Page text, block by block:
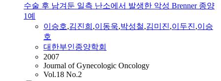
수술 후 남겨둔 일측 난소에서 발생한 악성 Brenner 종양
1예
이승호,김진희 ,이동욱,박성철,김미진,이두진,이승
호
대한부인종양학회
2007
Journal of Gynecologic Oncology
Vol.18 No.2